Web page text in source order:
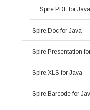
Spire.PDF for
Spire.Doc for Java
Spire.Presentation
Spire.XLS for Java
Spire.Barcode for